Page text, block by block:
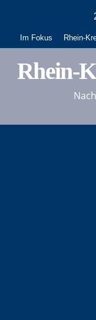
springen
Im Fokus Rhein-
Rhein-